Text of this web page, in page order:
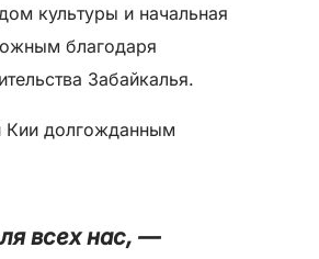
культуры и начальная
благодаря
Забайкалья.
Кии долгожданным
всех нас, —